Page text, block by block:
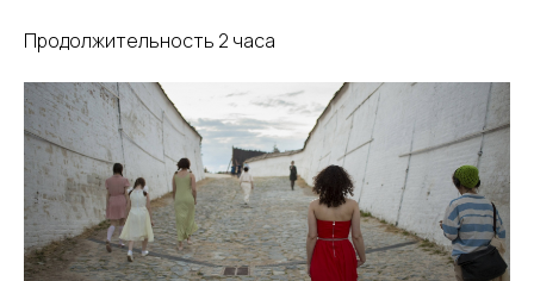
Продолжительность 2 часа